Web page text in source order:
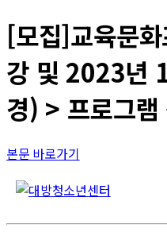
[모집]교육문
강 및 2023년
경) > 프로그램
본문 바로가기